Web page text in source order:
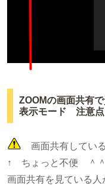
ZOOMの画面共有
表示モード 注意点
画面共有してい
↑ ちょっと不便 ＾＾
画面共有を見ている人